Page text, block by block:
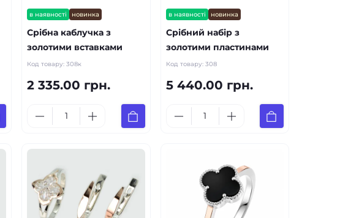
в наявності новинка
Срібна каблучка з
золотими вставками
Код товару:308к
2 335.00 грн.
в наявності новинка
Срібний набір з
золотими пластинами
Код товару: 308
5 440.00 грн.